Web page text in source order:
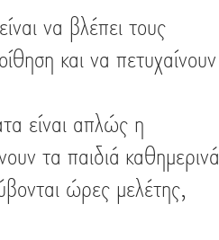
να βλέπει τους
και να πετυχαίνουν
τα παιδιά καθημερινά
ώρες μελέτης,